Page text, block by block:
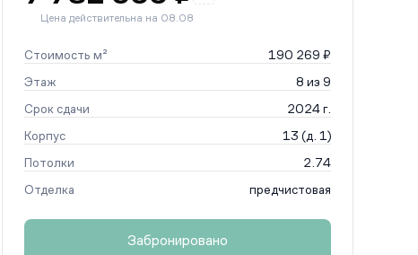
Цена действительна на 08.08
Стоимость м²
190 269 ₽
Этаж
8 из 9
Срок сдачи
2024 г.
Корпус
13 (д. 1)
Потолки
2.74
Отделка
предчистовая
Забронировано